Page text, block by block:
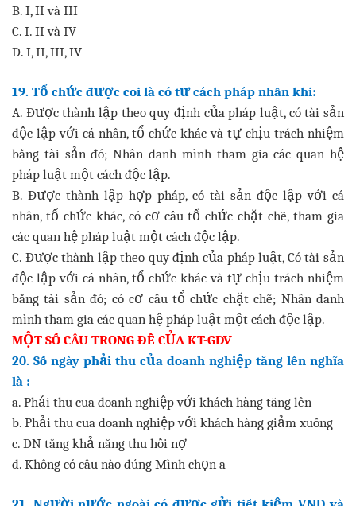
B. I, II và III
C. I. II và IV
D. I, II, III, IV
19. Tổ chức được coi là có tư cách pháp nhân khi:
A. Được thành lập theo quy định của pháp luật, có tài sản
độc lập với cá nhân, tổ chức khác và tự chịu trách nhiệm
bằng tài sản đó; Nhân danh mình tham gia các quan hệ
pháp luật một cách độc lập.
B. Được thành lập hợp pháp, có tài sản độc lập với cá
nhân, tổ chức khác, có cơ cấu tổ chức chặt chẽ, tham gia
các quan hệ pháp luật một cách độc lập.
C. Được thành lập theo quy định của pháp luật, Có tài sản
độc lập với cá nhân, tổ chức khác và tự chịu trách nhiệm
bằng tài sản đó; có cơ cấu tổ chức chặt chẽ; Nhân danh
mình tham gia các quan hệ pháp luật một cách độc lập.
MỘT SỐ CÂU TRONG ĐỀ CỦA KT-GDV
20. Số ngày phải thu của doanh nghiệp tăng lên nghĩa
là :
a. Phải thu cua doanh nghiệp với khách hàng tăng lên
b. Phải thu cua doanh nghiệp với khách hàng giảm xuống
c. DN tăng khả năng thu hồi nợ
d. Không có câu nào đúng Mình chọn a